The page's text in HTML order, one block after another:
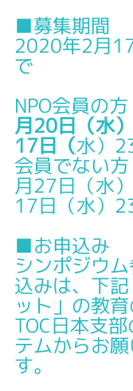
■募集期間
2020年2月
で
NPO会員の
月20日（水
17日（水）
会員でない
月27日（水
17日（水）
■お申込み
シンポジウ
込みは、下
ット」の教
TOC日本支
テムからお
す。